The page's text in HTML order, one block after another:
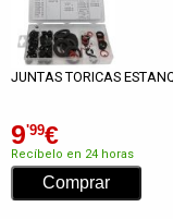
JUNTAS TORICAS
9'99€
Recíbelo en 24 horas